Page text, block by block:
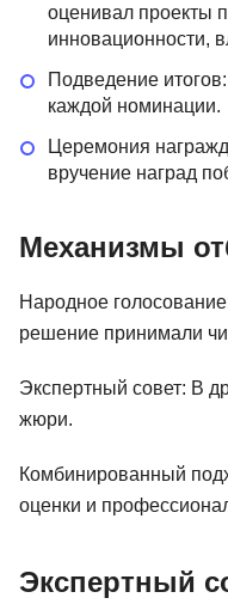
оценивал проекты
инновационности,
Подведение
каждой номинации.
Церемония
вручение наград
Механизмы
Народное
решение принимали
Экспертный совет: В
жюри.
Комбинированный
оценки и
Экспертный